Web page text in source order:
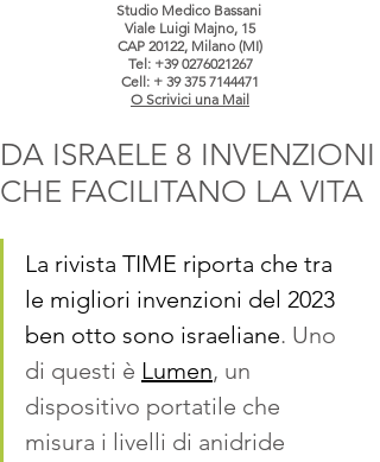
Studio Medico Bassani
Viale Luigi Majno, 15
CAP 20122, Milano (MI)
Tel: +39 0276021267
Cell: + 39 375 7144471
O Scrivici una Mail
DA ISRAELE 8 INVENZIONI
CHE FACILITANO LA VITA
La rivista TIME riporta che tra
le migliori invenzioni del 2023
ben otto sono israeliane. Uno
di questi è Lumen, un
dispositivo portatile che
misura i livelli di anidride